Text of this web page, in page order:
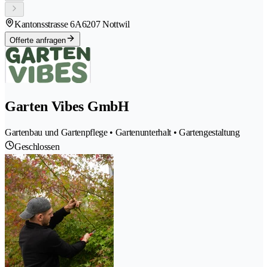
Kantonsstrasse 6A6207 Nottwil
Offerte anfragen
Garten Vibes GmbH
Gartenbau und Gartenpflege • Gartenunterhalt • Gartengestaltung
Geschlossen